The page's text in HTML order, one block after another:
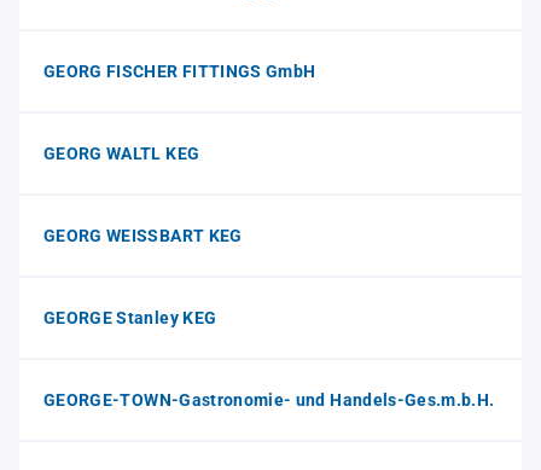
GEORG FISCHER FITTINGS GmbH
GEORG WALTL KEG
GEORG WEISSBART KEG
GEORGE Stanley KEG
GEORGE-TOWN-Gastronomie- und Handels-Ges.m.b.H.